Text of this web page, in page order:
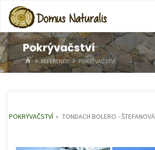
Pokrývačství
HOMEREFERENCE POKRÝVAČSTVÍ
POKRÝVAČSTVÍ » TONDACH BOLERO -